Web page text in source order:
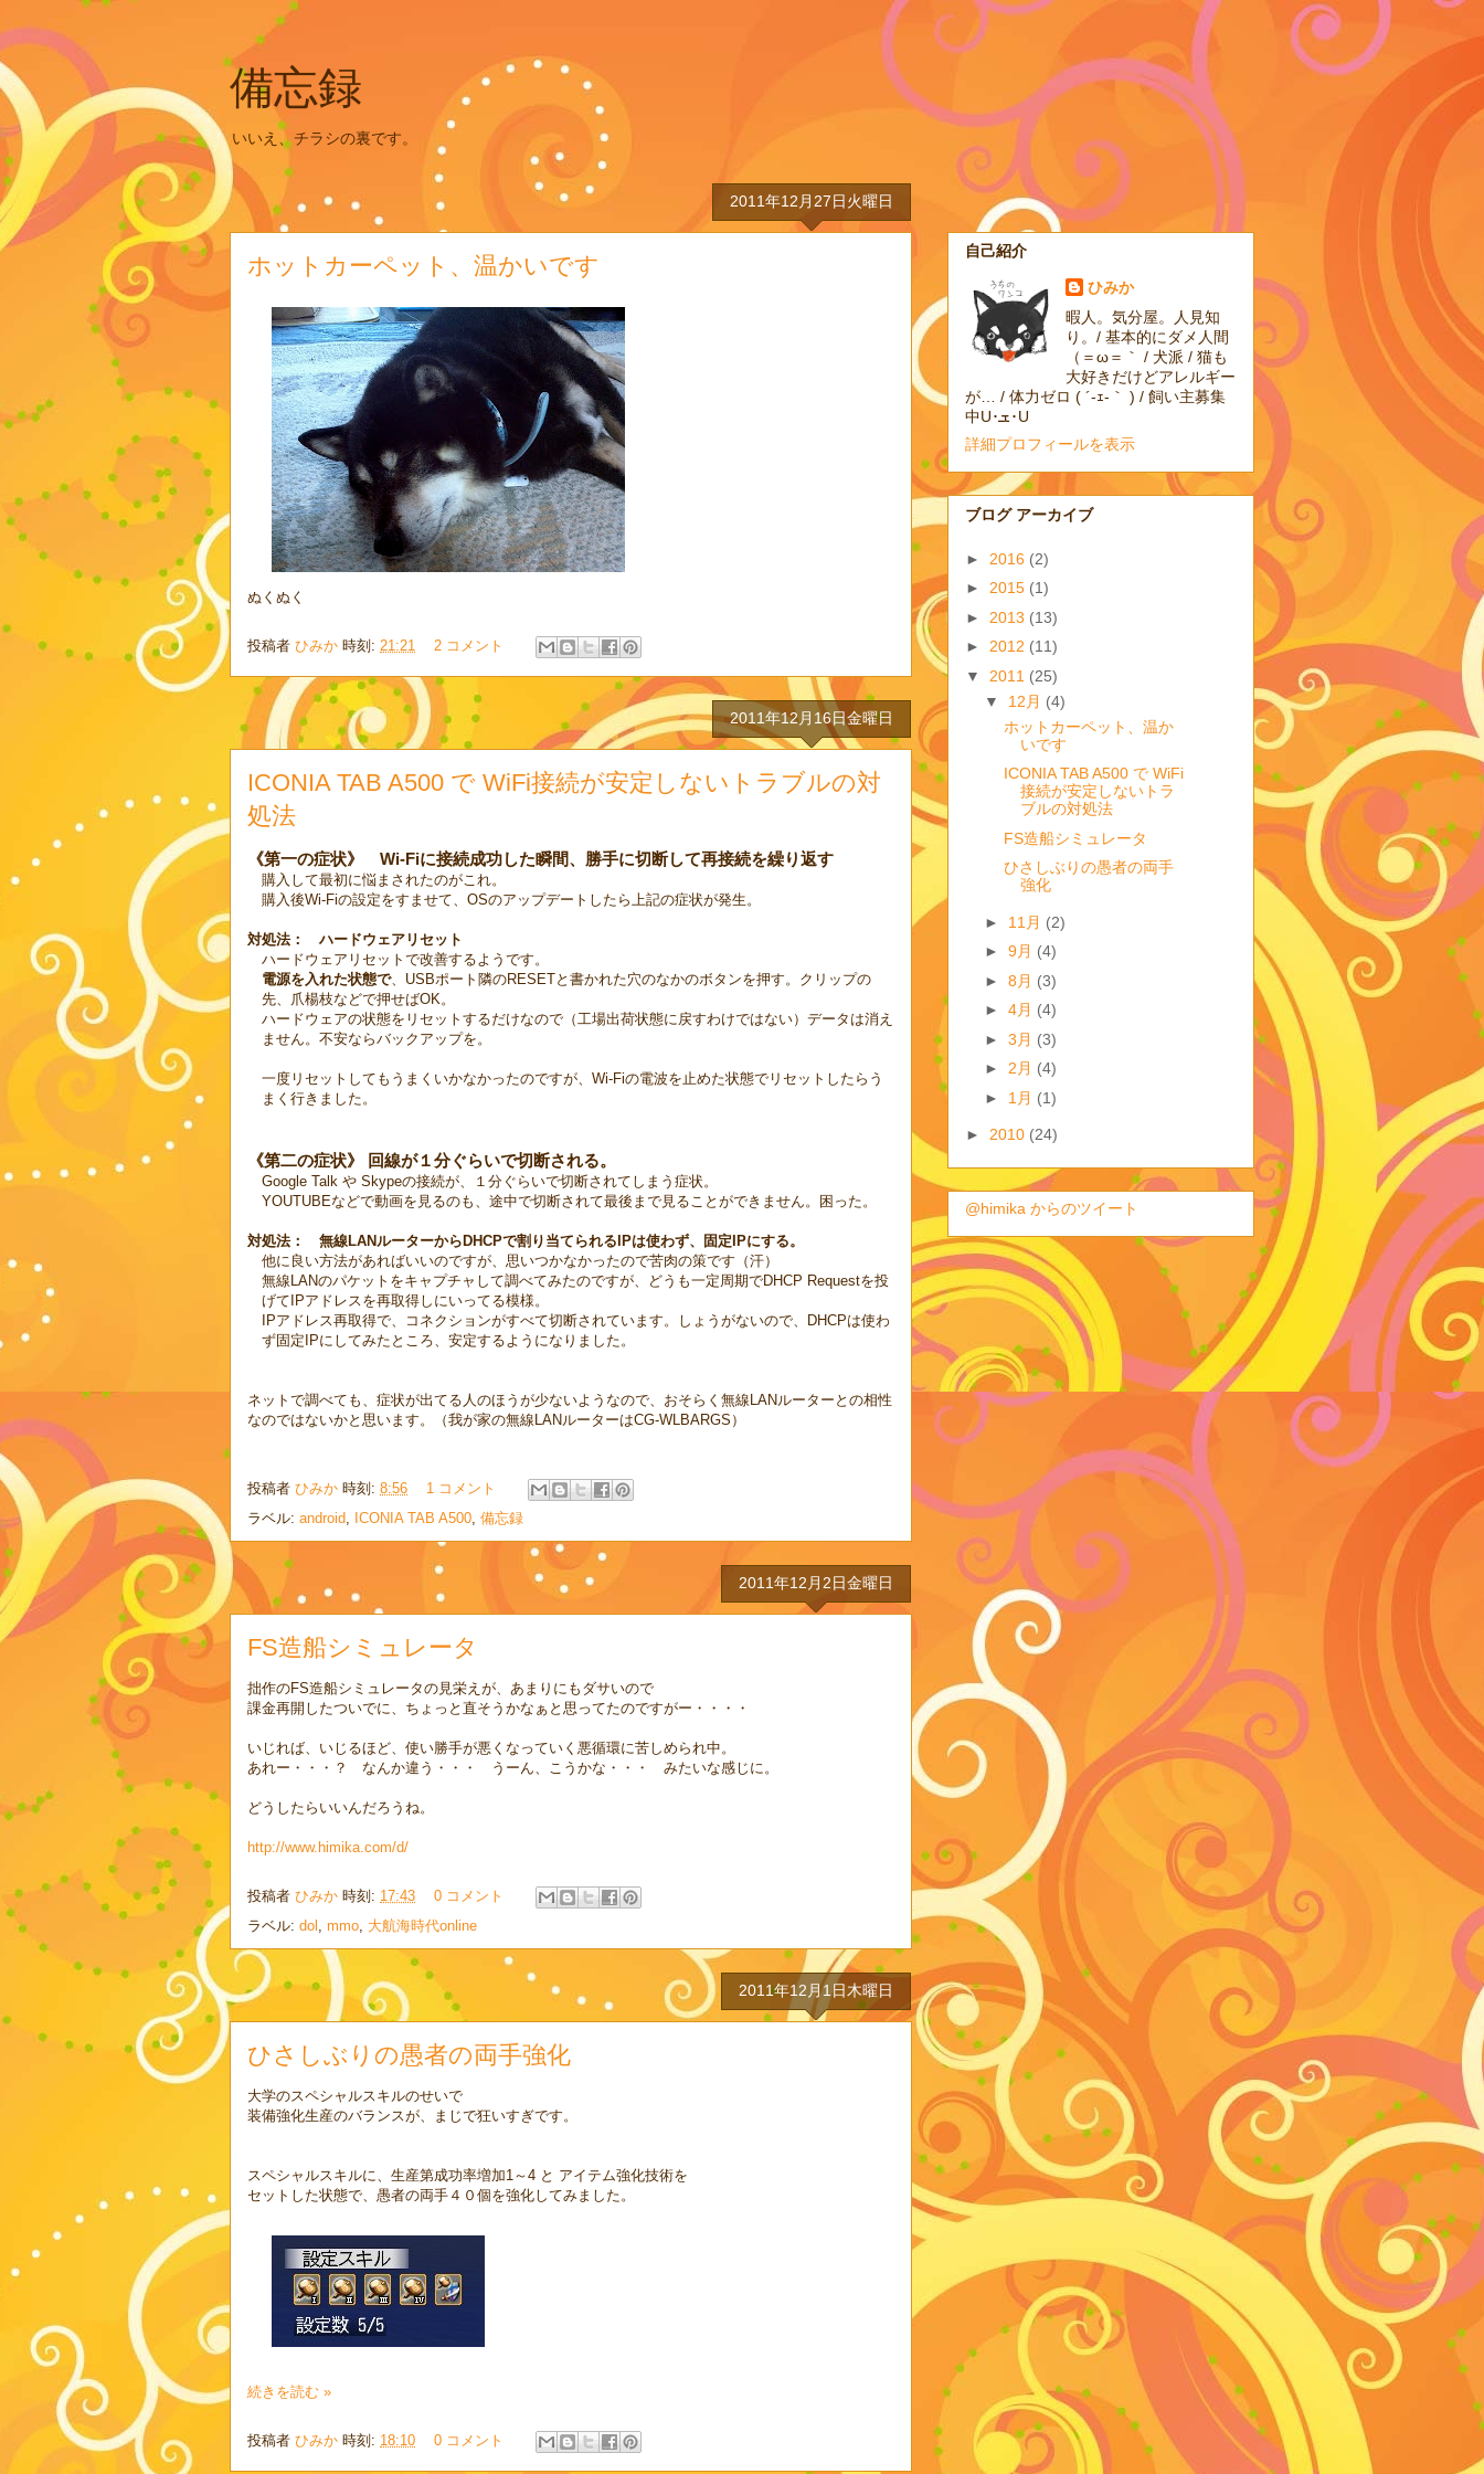
備忘録
いいえ、チラシの裏です。
2011年12月27日火曜日
ホットカーペット、温かいです
ぬくぬく
投稿者 ひみか 時刻: 21:21 2 コメント
2011年12月16日金曜日
ICONIA TAB A500 で WiFi接続が安定しないトラブルの対
処法
《第一の症状》 Wi-Fiに接続成功した瞬間、勝手に切断して再接続を繰り返す
購入して最初に悩まされたのがこれ。
購入後Wi-Fiの設定をすませて、OSのアップデートしたら上記の症状が発生。
対処法： ハードウェアリセット
ハードウェアリセットで改善するようです。
電源を入れた状態で、USBポート隣のRESETと書かれた穴のなかのボタンを押す。クリップの
先、爪楊枝などで押せばOK。
ハードウェアの状態をリセットするだけなので（工場出荷状態に戻すわけではない）データは消え
ません。不安ならバックアップを。
一度リセットしてもうまくいかなかったのですが、Wi-Fiの電波を止めた状態でリセットしたらう
まく行きました。
《第二の症状》 回線が１分ぐらいで切断される。
Google Talk や Skypeの接続が、１分ぐらいで切断されてしまう症状。
YOUTUBEなどで動画を見るのも、途中で切断されて最後まで見ることができません。困った。
対処法： 無線LANルーターからDHCPで割り当てられるIPは使わず、固定IPにする。
他に良い方法があればいいのですが、思いつかなかったので苦肉の策です（汗）
無線LANのパケットをキャプチャして調べてみたのですが、どうも一定周期でDHCP Requestを投
げてIPアドレスを再取得しにいってる模様。
IPアドレス再取得で、コネクションがすべて切断されています。しょうがないので、DHCPは使わ
ず固定IPにしてみたところ、安定するようになりました。
ネットで調べても、症状が出てる人のほうが少ないようなので、おそらく無線LANルーターとの相性
なのではないかと思います。（我が家の無線LANルーターはCG-WLBARGS）
投稿者 ひみか 時刻: 8:56
1 コメント
ラベル: android, ICONIA TAB A500, 備忘録
2011年12月2日金曜日
FS造船シミュレータ
拙作のFS造船シミュレータの見栄えが、あまりにもダサいので
課金再開したついでに、ちょっと直そうかなぁと思ってたのですがー・・・・
いじれば、いじるほど、使い勝手が悪くなっていく悪循環に苦しめられ中。
あれー・・・？ なんか違う・・・ うーん、こうかな・・・ みたいな感じに。
どうしたらいいんだろうね。
http://www.himika.com/d/
投稿者 ひみか 時刻: 17:43
0 コメント
ラベル: dol , mmo, 大航海時代online
2011年12月1日木曜日
ひさしぶりの愚者の両手強化
大学のスペシャルスキルのせいで
装備強化生産のバランスが、まじで狂いすぎです。
スペシャルスキルに、生産第成功率増加1～4 と アイテム強化技術を
セットした状態で、愚者の両手４０個を強化してみました。
続きを読む »
投稿者 ひみか 時刻: 18:10 0 コメント
自己紹介
ひみか
暇人。気分屋。人見知
り。/ 基本的にダメ人間
（＝ω＝｀ / 犬派 / 猫も
大好きだけどアレルギー
が… / 体力ゼロ ( ´-ｪ-｀ ) / 飼い主募集
中U･ܫ･U
詳細プロフィールを表示
ブログ アーカイブ
► 2016 (2)
► 2015 (1)
► 2013 (13)
► 2012 (11)
▼ 2011 (25)
▼ 12月 (4)
ホットカーペット、温か
いです
ICONIA TAB A500 で WiFi
接続が安定しないトラ
ブルの対処法
FS造船シミュレータ
ひさしぶりの愚者の両手
強化
► 11月 (2)
► 9月 (4)
► 8月 (3)
► 4月 (4)
► 3月 (3)
► 2月 (4)
► 1月 (1)
► 2010 (24)
@himika からのツイート